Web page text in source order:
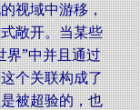
视域中游移，
敞开。当某些
界”中并且通过
个关联构成了
被超验的，也